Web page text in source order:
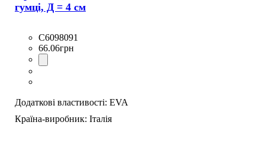
гумці, Д = 4 см
C6098091
66.06грн
Додаткові властивості: EVA
Країна-виробник: Італія